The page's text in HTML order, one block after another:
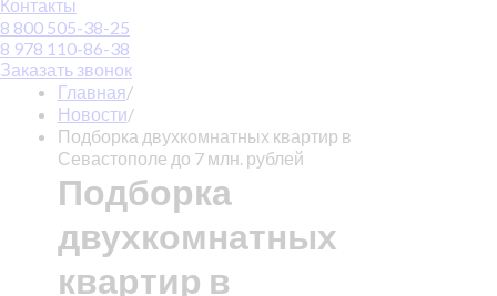
Контакты
8 800 505-38-25
8 978 110-86-38
Заказать звонок
Главная/
Новости/
Подборка двухкомнатных квартир в
Севастополе до 7 млн. рублей
Подборка
двухкомнатных
квартир в